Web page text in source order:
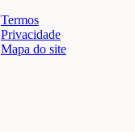
Termos
Privacidade
Mapa do site